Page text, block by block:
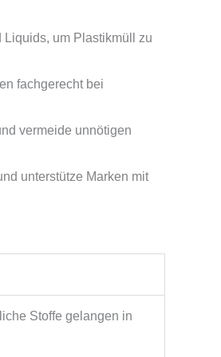
um Plastikmüll zu
fachgerecht bei
vermeide unnötigen
unterstütze Marken mit
Stoffe gelangen in